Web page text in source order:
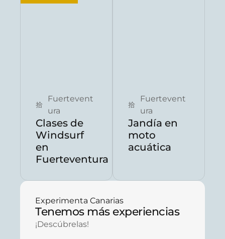
Fuertevent
ura
Clases de
Windsurf
en
Fuerteventura
Fuertevent
ura
Jandía en
moto
acuática
Experimenta Canarias
Tenemos más experiencias
¡Descúbrelas!